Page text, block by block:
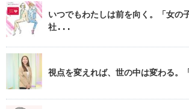
いつでもわたしは前を向く。「女の
社...
視点を変えれば、世の中は変わる